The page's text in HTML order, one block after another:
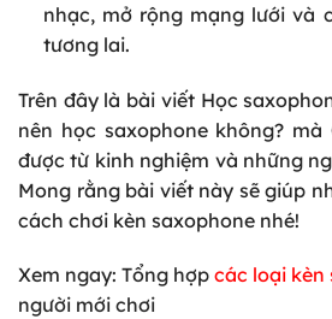
nhạc, mở rộng mạng lưới và
tương lai.
Trên đây là bài viết Học
nên học saxophone không? mà
được từ kinh nghiệm và những
Mong rằng bài viết này sẽ giúp
cách chơi kèn saxophone nhé!
Xem ngay: Tổng hợp các loại kèn
người mới chơi